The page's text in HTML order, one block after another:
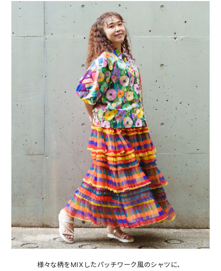
様々な柄をMIXしたパッチワーク風のシャツに、